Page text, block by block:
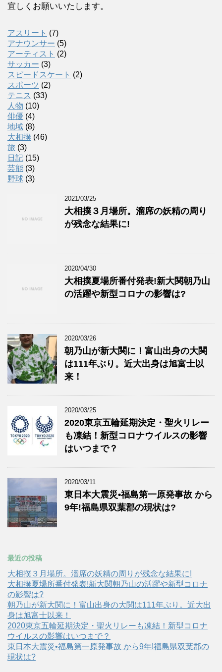
宜しくお願いいたします。
アスリート (7)
アナウンサー (5)
アーティスト (2)
サッカー (3)
スピードスケート (2)
スポーツ (2)
テニス (33)
人物 (10)
俳優 (4)
地域 (8)
大相撲 (46)
旅 (3)
日記 (15)
芸能 (3)
野球 (3)
2021/03/25
大相撲３月場所。溜席の妖精の周り
が残念な結果に!
2020/04/30
大相撲夏場所番付発表!新大関朝乃山
の活躍や新型コロナの影響は?
2020/03/26
朝乃山が新大関に！富山出身の大関
は111年ぶり。近大出身は旭富士以
来！
2020/03/25
2020東京五輪延期決定・聖火リレー
も凍結！新型コロナウイルスの影響
はいつまで？
2020/03/11
東日本大震災•福島第一原発事故 から
9年!福島県双葉郡の現状は?
最近の投稿
大相撲３月場所。溜席の妖精の周りが残念な結果に!
大相撲夏場所番付発表!新大関朝乃山の活躍や新型コロナ
の影響は?
朝乃山が新大関に！富山出身の大関は111年ぶり。近大出
身は旭富士以来！
2020東京五輪延期決定・聖火リレーも凍結！新型コロナ
ウイルスの影響はいつまで？
東日本大震災•福島第一原発事故 から9年!福島県双葉郡の
現状は?